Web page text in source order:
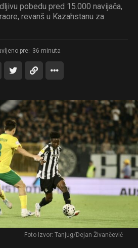
pobedu pred 15.000 navijača,
revanš u Kazahstanu za
pre: 36 minuta
Foto Izvor: Tanjug/Dejan Živančević